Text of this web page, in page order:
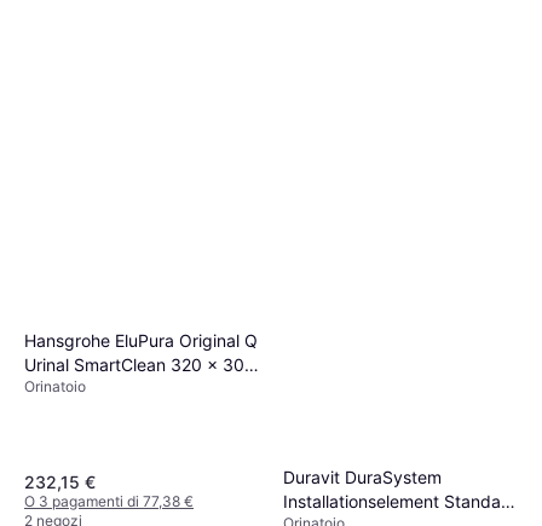
Hansgrohe EluPura Original Q
Urinal SmartClean 320 x 305
x 600 mm
Orinatoio
232,15 €
O 3 pagamenti di 77,38 €
2 negozi
Duravit DuraSystem
Installationselement Standard